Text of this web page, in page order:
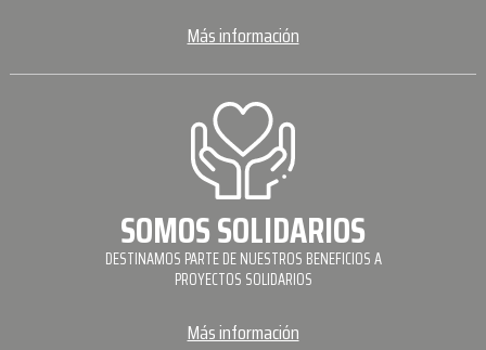
Más información
SOMOS SOLIDARIOS
DESTINAMOS PARTE DE NUESTROS BENEFICIOS A
PROYECTOS SOLIDARIOS
Más información